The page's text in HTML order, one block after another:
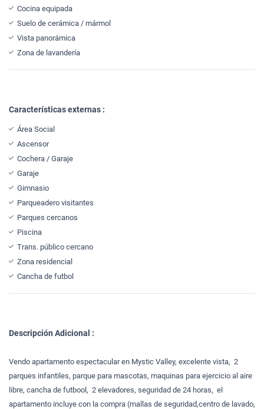
Cocina equipada
Suelo de cerámica / mármol
Vista panorámica
Zona de lavandería
Características externas :
Área Social
Ascensor
Cochera / Garaje
Garaje
Gimnasio
Parqueadero visitantes
Parques cercanos
Piscina
Trans. público cercano
Zona residencial
Cancha de futbol
Descripción Adicional :
Vendo apartamento espectacular en Mystic Valley, excelente vista, 2
parques infantiles, parque para mascotas, maquinas para ejercicio al aire
libre, cancha de futbool, 2 elevadores, seguridad de 24 horas, el
apartamento incluye con la compra (mallas de seguridad,centro de lavado,